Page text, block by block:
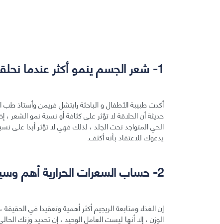
1- شعر الجسم ينمو أكثر عندما نحلقه:
أكدت طبيبة الأطفال و الباحثة رايتشل فريمن وأستاذ
حديثة أن الحلاقة لا تؤثر على كثافة أو نسبة نمو الشعر
الحي المتواجد تحت الجلد ، لذلك فهي لا تؤثر أبدا على
يدعوك للاعتقاد بأنه أكثف.
2- حساب السعرات الحرارية أهم وسيلة للتحكم في الوزن ومراقبة الصحة:
إن الغذاء ومتابعة الريجيم أكثر أهمية وتعقيدا في
الوزن ، إلا أنها ليست العامل الوحيد ، إن تحديد وزنك